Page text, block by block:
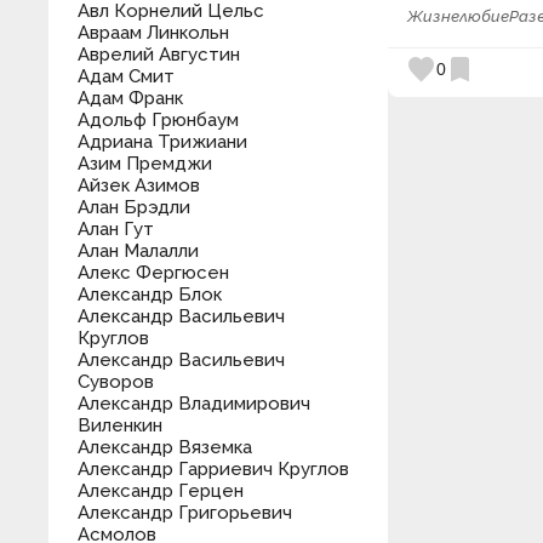
Авл Корнелий Цельс
Авраам Линкольн
Аврелий Августин
Адам Смит
Адам Франк
Адольф Грюнбаум
Адриана Трижиани
Азим Премджи
Айзек Азимов
Алан Брэдли
Алан Гут
Алан Малалли
Алекс Фергюсен
Александр Блок
Александр Васильевич
Круглов
Александр Васильевич
Суворов
Александр Владимирович
Виленкин
Александр Вяземка
Александр Гарриевич Круглов
Александр Герцен
Александр Григорьевич
Асмолов
Жизнелюбие
favorite0 bookmark